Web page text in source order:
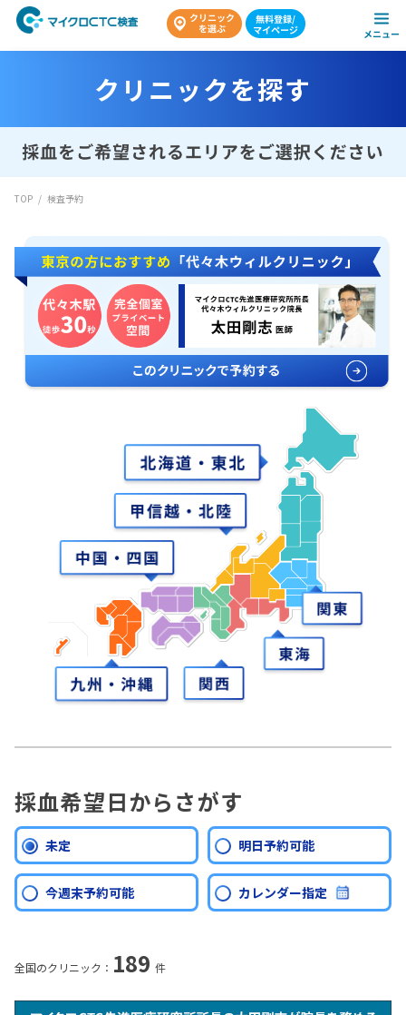
クリニックを探す
TOP / 検査予約
採血希望日からさがす
未定 明日予約可能
今週末予約可能 カレンダー指定
全国のクリニック： 189 件